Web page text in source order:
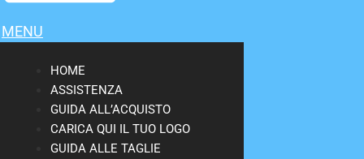
MENU
HOME
ASSISTENZA
GUIDA ALL’ACQUISTO
CARICA QUI IL TUO LOGO
GUIDA ALLE TAGLIE